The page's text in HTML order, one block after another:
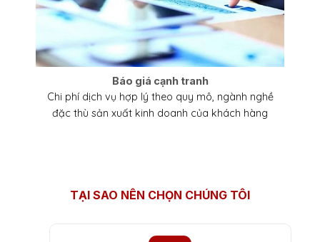
Báo giá cạnh tranh
Chi phí dịch vụ hợp lý theo quy mô, ngành nghề
đặc thù sản xuất kinh doanh của khách hàng
TẠI SAO NÊN CHỌN CHÚNG TÔI